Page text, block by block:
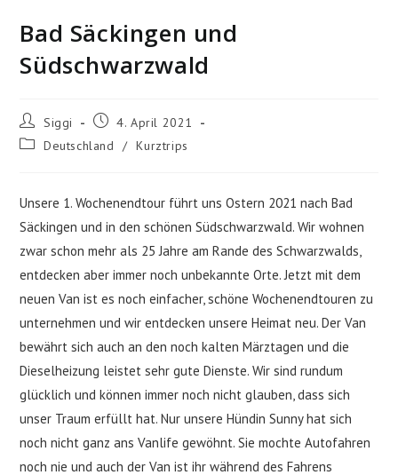
Bad Säckingen und
Südschwarzwald
Beitrags-
Autor:
Siggi
Beitrag4. April 2021
Beitrags-
Deutschland / Kurztrips
Unsere 1. Wochenendtour führt uns Ostern 2021 nach Bad
Säckingen und in den schönen Südschwarzwald. Wir wohnen
zwar schon mehr als 25 Jahre am Rande des Schwarzwalds,
entdecken aber immer noch unbekannte Orte. Jetzt mit dem
neuen Van ist es noch einfacher, schöne Wochenendtouren zu
unternehmen und wir entdecken unsere Heimat neu. Der Van
bewährt sich auch an den noch kalten Märztagen und die
Dieselheizung leistet sehr gute Dienste. Wir sind rundum
glücklich und können immer noch nicht glauben, dass sich
unser Traum erfüllt hat. Nur unsere Hündin Sunny hat sich
noch nicht ganz ans Vanlife gewöhnt. Sie mochte Autofahren
noch nie und auch der Van ist ihr während des Fahrens